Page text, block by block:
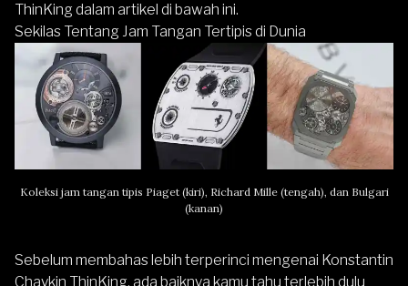
ThinKing dalam artikel di bawah ini.
Sekilas Tentang Jam Tangan Tertipis di Dunia
Koleksi jam tangan tipis Piaget (kiri), Richard Mille (tengah), dan Bulgari
(kanan)
Sebelum membahas lebih terperinci mengenai Konstantin
Chaykin ThinKing, ada baiknya kamu tahu terlebih dulu